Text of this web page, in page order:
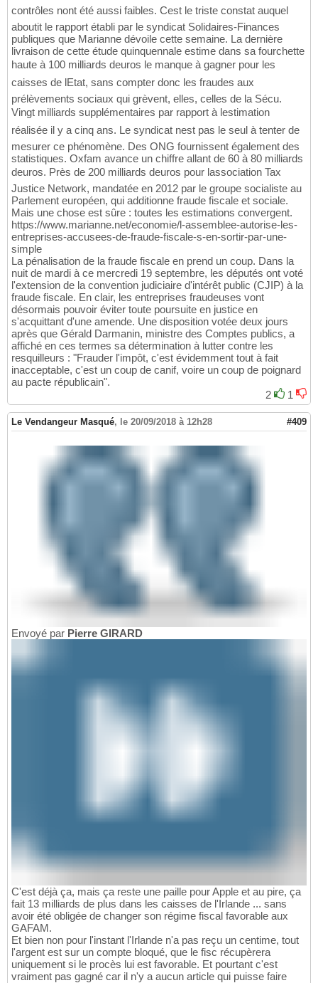
contrôles nont été aussi faibles. Cest le triste constat auquel
aboutit le rapport établi par le syndicat Solidaires-Finances
publiques que Marianne dévoile cette semaine. La dernière
livraison de cette étude quinquennale estime dans sa fourchette
haute à 100 milliards deuros le manque à gagner pour les
caisses de lEtat, sans compter donc les fraudes aux
prélèvements sociaux qui grèvent, elles, celles de la Sécu.
Vingt milliards supplémentaires par rapport à lestimation
réalisée il y a cinq ans. Le syndicat nest pas le seul à tenter de
mesurer ce phénomène. Des ONG fournissent également des
statistiques. Oxfam avance un chiffre allant de 60 à 80 milliards
deuros. Près de 200 milliards deuros pour lassociation Tax
Justice Network, mandatée en 2012 par le groupe socialiste au
Parlement européen, qui additionne fraude fiscale et sociale.
Mais une chose est sûre : toutes les estimations convergent.
https://www.marianne.net/economie/l-assemblee-autorise-les-
entreprises-accusees-de-fraude-fiscale-s-en-sortir-par-une-
simple
La pénalisation de la fraude fiscale en prend un coup. Dans la
nuit de mardi à ce mercredi 19 septembre, les députés ont voté
l'extension de la convention judiciaire d'intérêt public (CJIP) à la
fraude fiscale. En clair, les entreprises fraudeuses vont
désormais pouvoir éviter toute poursuite en justice en
s'acquittant d'une amende. Une disposition votée deux jours
après que Gérald Darmanin, ministre des Comptes publics, a
affiché en ces termes sa détermination à lutter contre les
resquilleurs : "Frauder l'impôt, c'est évidemment tout à fait
inacceptable, c'est un coup de canif, voire un coup de poignard
au pacte républicain".
2
1
Le Vendangeur Masqué, le 20/09/2018 à 12h28 #409
Envoyé par Pierre GIRARD
C'est déjà ça, mais ça reste une paille pour Apple et au pire, ça
fait 13 milliards de plus dans les caisses de l'Irlande ... sans
avoir été obligée de changer son régime fiscal favorable aux
GAFAM.
Et bien non pour l'instant l'Irlande n'a pas reçu un centime, tout
l'argent est sur un compte bloqué, que le fisc récupèrera
uniquement si le procès lui est favorable. Et pourtant c'est
vraiment pas gagné car il n'y a aucun article qui puisse faire